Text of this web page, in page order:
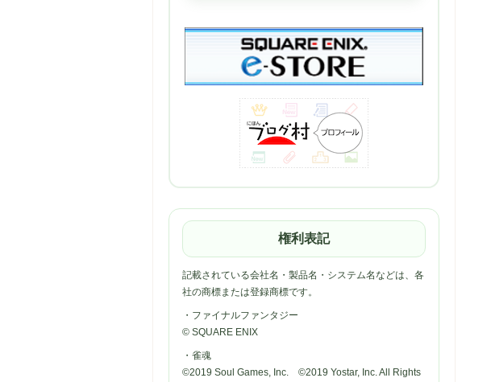
権利表記
記載されている会社名・製品名・システム名などは、各
社の商標または登録商標です。
・ファイナルファンタジー
© SQUARE ENIX
・雀魂
©2019 Soul Games, Inc. ©2019 Yostar, Inc. All Rights